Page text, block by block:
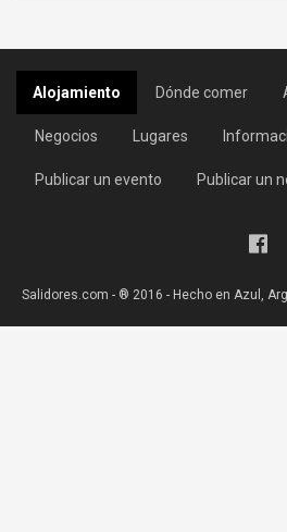
Alojamiento Dónde comer
Negocios Lugares
Publicar un evento Publicar un
Salidores.com - ® 2016 - Hecho en Azul,